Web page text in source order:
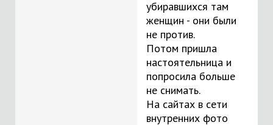
убиравшихся там
женщин - они были
не против.
Потом пришла
настоятельница и
попросила больше
не снимать.
На сайтах в сети
внутренних фото